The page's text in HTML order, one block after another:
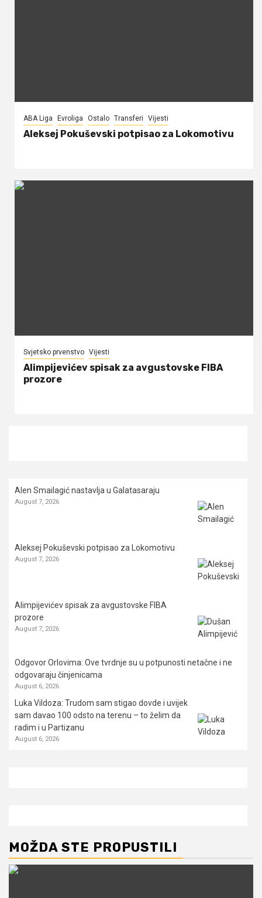
ABA Liga Evroliga Ostalo Transferi Vijesti
Aleksej Pokuševski potpisao za Lokomotivu
Svjetsko prvenstvo Vijesti
Alimpijevićev spisak za avgustovske FIBA
prozore
Alen Smailagić nastavlja u Galatasaraju
August 7, 2026
Aleksej Pokuševski potpisao za Lokomotivu
August 7, 2026
Alimpijevićev spisak za avgustovske FIBA
prozore
August 7, 2026
Odgovor Orlovima: ​Ove tvrdnje su u potpunosti netačne i ne
odgovaraju činjenicama
August 6, 2026
Luka Vildoza: Trudom sam stigao dovde i uvijek
sam davao 100 odsto na terenu – to želim da
radim i u Partizanu
August 6, 2026
MOŽDA STE PROPUSTILI